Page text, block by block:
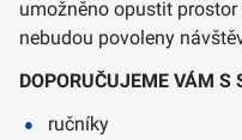
umožněno opustit
nebudou povoleny
DOPORUČUJEME VÁM
ručníky